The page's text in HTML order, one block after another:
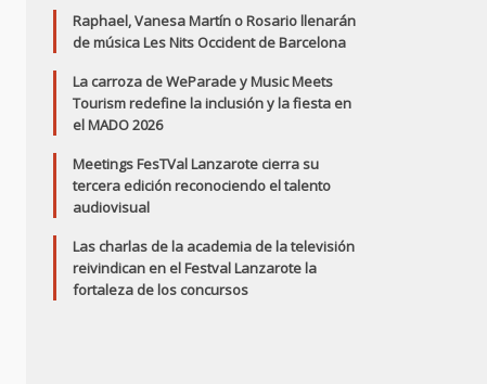
Raphael, Vanesa Martín o Rosario llenarán
de música Les Nits Occident de Barcelona
La carroza de WeParade y Music Meets
Tourism redefine la inclusión y la fiesta en
el MADO 2026
Meetings FesTVal Lanzarote cierra su
tercera edición reconociendo el talento
audiovisual
Las charlas de la academia de la televisión
reivindican en el Festval Lanzarote la
fortaleza de los concursos